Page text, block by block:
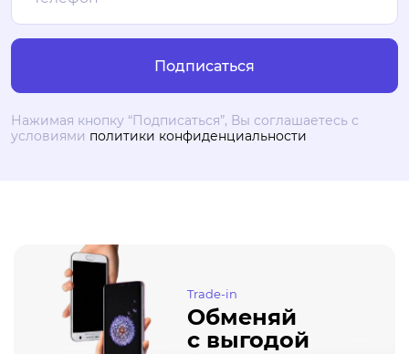
Нажимая кнопку “Подписаться”, Вы соглашаетесь с
условиями политики конфиденциальности
Trade-in
Обменяй
с выгодой